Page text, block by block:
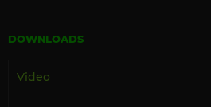
DOWNLOADS
Video